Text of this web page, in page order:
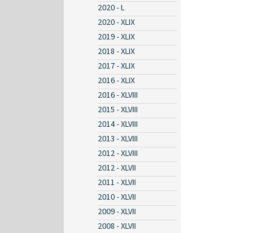
2020 - L
2020 - XLIX
2019 - XLIX
2018 - XLIX
2017 - XLIX
2016 - XLIX
2016 - XLVIII
2015 - XLVIII
2014 - XLVIII
2013 - XLVIII
2012 - XLVIII
2012 - XLVII
2011 - XLVII
2010 - XLVII
2009 - XLVII
2008 - XLVII